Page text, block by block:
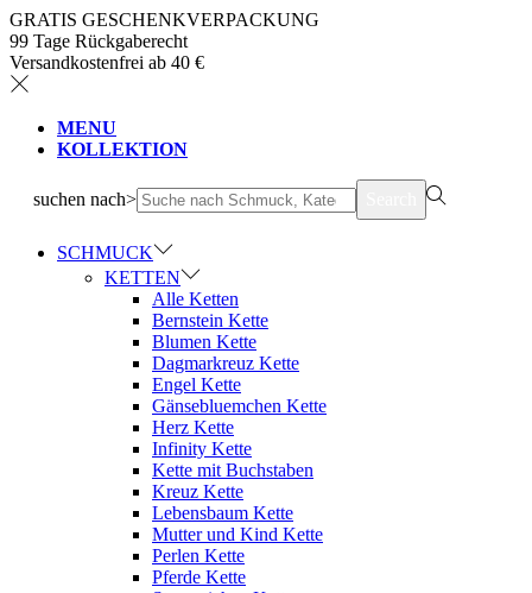
GRATIS GESCHENKVERPACKUNG
99 Tage Rückgaberecht
Versandkostenfrei ab 40 €
MENU
KOLLEKTION
suchen nach>
SCHMUCK
KETTEN
Alle Ketten
Bernstein Kette
Blumen Kette
Dagmarkreuz Kette
Engel Kette
Gänsebluemchen Kette
Herz Kette
Infinity Kette
Kette mit Buchstaben
Kreuz Kette
Lebensbaum Kette
Mutter und Kind Kette
Perlen Kette
Pferde Kette